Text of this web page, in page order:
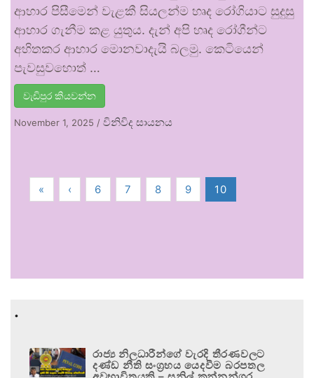
ආහාර පිසීමෙන් වැළකී සියලන්ම හෘද රෝගියාට සුදුසු
ආහාර ගැනීම කළ යුතුය. දැන් අපි හෘද රෝගීන්ට
අහිතකර ආහාර මොනවාදැයි බලමු. කෙටියෙන්
පැවසුවහොත් …
වැඩිපුර කියවන්න
November 1, 2025 / විනිවිද සායනය
« ‹ 6 7 8 9 10
.
රාජ්‍ය නිලධාරීන්ගේ වැරදි තීරණවලට
දණ්ඩ නීති සංග්‍රහය යෙදවීම බරපතල